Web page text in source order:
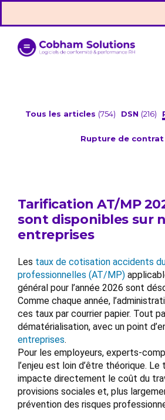
Tous les articles (754) DSN (216)
Rupture de contrat
Tarification AT/MP
sont disponibles sur
entreprises
Les taux de cotisation accidents
professionnelles (AT/MP)
général pour l’année 2026 sont
Comme chaque année,
ces taux par courrier papier. Tout
dématérialisation, avec un point
entreprises.
Pour les employeurs, experts-
l’enjeu est loin d’être théorique.
impacte directement le coût du
provisions sociales et, plus
prévention des risques